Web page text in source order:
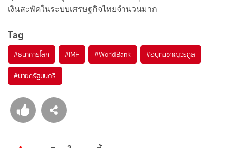
เงินสะพัดในระบบเศรษฐกิจไทยจำนวนมาก
Tag
#ธนาคารโลก #IMF #WorldBank #อนุทินชาญวีรกูล
#นายกรัฐมนตรี